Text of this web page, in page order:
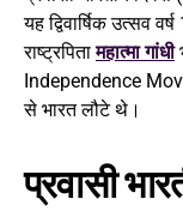
यह द्विवार्षिक उत्सव
राष्ट्रपितामहात्मा गांधी
Independence
से भारत लौटे थे।
प्रवासी